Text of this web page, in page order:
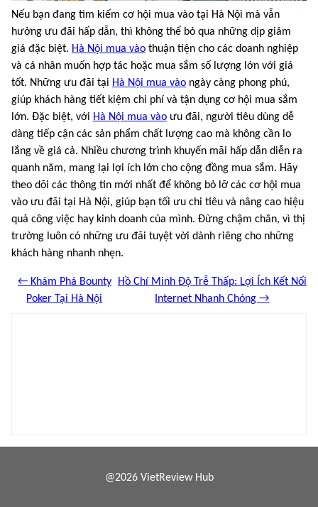
Nếu bạn đang tìm kiếm cơ hội mua vào tại Hà Nội mà vẫn
hưởng ưu đãi hấp dẫn, thì không thể bỏ qua những dịp giảm
giá đặc biệt. Hà Nội mua vào thuận tiện cho các doanh nghiệp
và cá nhân muốn hợp tác hoặc mua sắm số lượng lớn với giá
tốt. Những ưu đãi tại Hà Nội mua vào ngày càng phong phú,
giúp khách hàng tiết kiệm chi phí và tận dụng cơ hội mua sắm
lớn. Đặc biệt, với Hà Nội mua vào ưu đãi, người tiêu dùng dễ
dàng tiếp cận các sản phẩm chất lượng cao mà không cần lo
lắng về giá cả. Nhiều chương trình khuyến mãi hấp dẫn diễn ra
quanh năm, mang lại lợi ích lớn cho cộng đồng mua sắm. Hãy
theo dõi các thông tin mới nhất để không bỏ lỡ các cơ hội mua
vào ưu đãi tại Hà Nội, giúp bạn tối ưu chi tiêu và nâng cao hiệu
quả công việc hay kinh doanh của mình. Đừng chậm chân, vì thị
trường luôn có những ưu đãi tuyệt vời dành riêng cho những
khách hàng nhanh nhẹn.
← Khám Phá Bounty
Poker Tại Hà Nội
Hồ Chí Minh Độ Trễ Thấp: Lợi Ích Kết Nối
Internet Nhanh Chóng →
@2026 VietReview Hub